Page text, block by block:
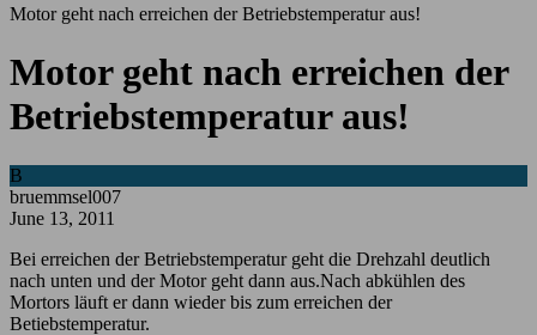
Motor geht nach erreichen der Betriebstemperatur aus!
Motor geht nach erreichen der
Betriebstemperatur aus!
B
bruemmsel007
June 13, 2011
Bei erreichen der Betriebstemperatur geht die Drehzahl deutlich
nach unten und der Motor geht dann aus.Nach abkühlen des
Mortors läuft er dann wieder bis zum erreichen der
Betiebstemperatur.